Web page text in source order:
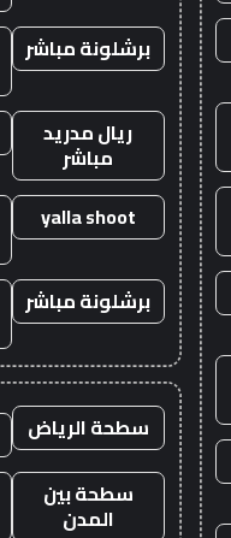
برشلونة مباشر
ريال مدريد
مباشر
yalla shoot
برشلونة مباشر
سطحة الرياض
سطحة بين
المدن